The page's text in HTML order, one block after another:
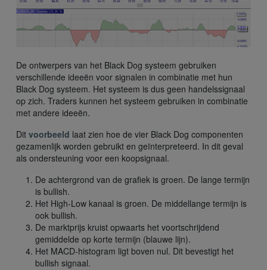
De ontwerpers van het Black Dog systeem gebruiken
verschillende ideeën voor signalen in combinatie met hun
Black Dog systeem. Het systeem is dus geen handelssignaal
op zich. Traders kunnen het systeem gebruiken in combinatie
met andere ideeën.
Dit voorbeeld laat zien hoe de vier Black Dog componenten
gezamenlijk worden gebruikt en geïnterpreteerd. In dit geval
als ondersteuning voor een koopsignaal.
De achtergrond van de grafiek is groen. De lange termijn
is bullish.
Het High-Low kanaal is groen. De middellange termijn is
ook bullish.
De marktprijs kruist opwaarts het voortschrijdend
gemiddelde op korte termijn (blauwe lijn).
Het MACD-histogram ligt boven nul. Dit bevestigt het
bullish signaal.